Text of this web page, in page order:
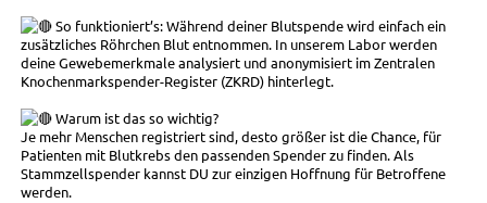
So funktioniert’s: Während deiner Blutspende wird einfach ein
zusätzliches Röhrchen Blut entnommen. In unserem Labor werden
deine Gewebemerkmale analysiert und anonymisiert im Zentralen
Knochenmarkspender-Register (ZKRD) hinterlegt.
Warum ist das so wichtig?
Je mehr Menschen registriert sind, desto größer ist die Chance, für
Patienten mit Blutkrebs den passenden Spender zu finden. Als
Stammzellspender kannst DU zur einzigen Hoffnung für Betroffene
werden.